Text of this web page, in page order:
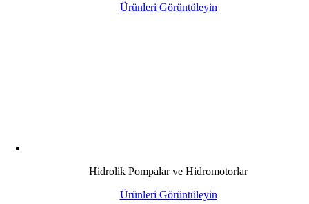
Ürünleri Görüntüleyin
Hidrolik Pompalar ve Hidromotorlar
Ürünleri Görüntüleyin